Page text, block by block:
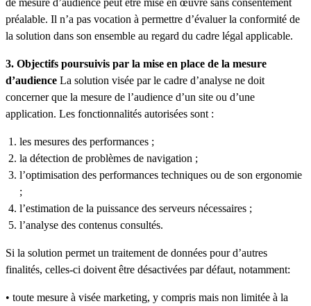
de mesure d’audience peut être mise en œuvre sans consentement
préalable. Il n’a pas vocation à permettre d’évaluer la conformité de
la solution dans son ensemble au regard du cadre légal applicable.
3. Objectifs poursuivis par la mise en place de la mesure
d’audience La solution visée par le cadre d’analyse ne doit
concerner que la mesure de l’audience d’un site ou d’une
application. Les fonctionnalités autorisées sont :
les mesures des performances ;
la détection de problèmes de navigation ;
l’optimisation des performances techniques ou de son ergonomie
;
l’estimation de la puissance des serveurs nécessaires ;
l’analyse des contenus consultés.
Si la solution permet un traitement de données pour d’autres
finalités, celles-ci doivent être désactivées par défaut, notamment:
• toute mesure à visée marketing, y compris mais non limitée à la